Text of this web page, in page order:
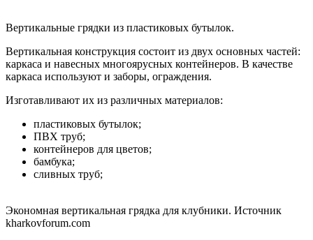
Вертикальные грядки из пластиковых бутылок.
Вертикальная конструкция состоит из двух основных частей:
каркаса и навесных многоярусных контейнеров. В качестве
каркаса используют и заборы, ограждения.
Изготавливают их из различных материалов:
пластиковых бутылок;
ПВХ труб;
контейнеров для цветов;
бамбука;
сливных труб;
Экономная вертикальная грядка для клубники. Источник
kharkovforum.com